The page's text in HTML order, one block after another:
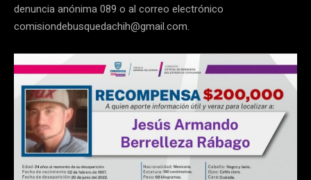
denuncia anónima 089 o al correo electrónico
comisiondebusquedachih@gmail.com.